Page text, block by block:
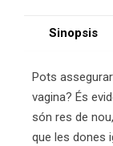
Sinopsis
Pots
vagina? És
són res de
que les dones